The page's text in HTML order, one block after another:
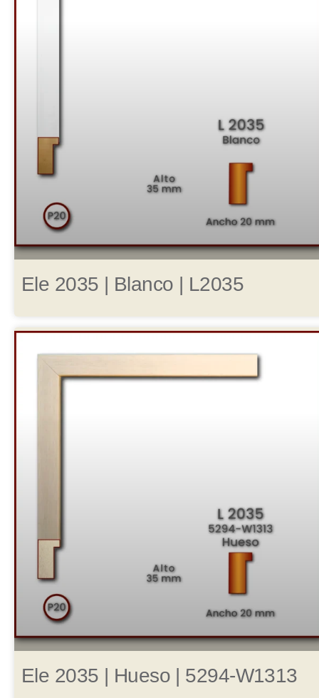
Ele 2035 | Blanco | L2035
Ele 2035 | Hueso | 5294-W1313